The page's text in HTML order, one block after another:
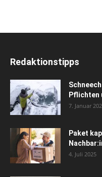
Redaktionstipps
Pflichten
7. Januar
Paket
4. Juli 2025